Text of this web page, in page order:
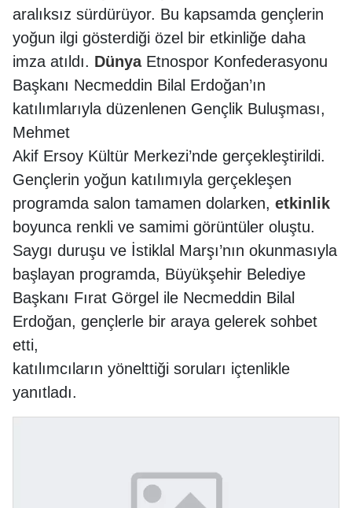
aralıksız sürdürüyor. Bu kapsamda gençlerin
yoğun ilgi gösterdiği özel bir etkinliğe daha
imza atıldı. DünyaEtnospor Konfederasyonu
Başkanı Necmeddin Bilal Erdoğan’ın
katılımlarıyla düzenlenen Gençlik Buluşması,
Mehmet
Akif Ersoy Kültür Merkezi’nde gerçekleştirildi.
Gençlerin yoğun katılımıyla gerçekleşen
programda salon tamamen dolarken, etkinlik
boyunca renkli ve samimi görüntüler oluştu.
Saygı duruşu ve İstiklal Marşı’nın okunmasıyla
başlayan programda, Büyükşehir Belediye
Başkanı Fırat Görgel ile Necmeddin Bilal
Erdoğan, gençlerle bir araya gelerek sohbet
etti,
katılımcıların yönelttiği soruları içtenlikle
yanıtladı.